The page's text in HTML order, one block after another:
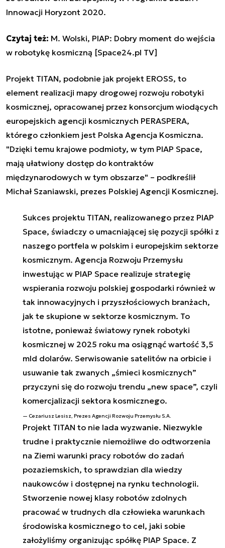
Innowacji Horyzont 2020.
Czytaj też: M. Wolski, PIAP: Dobry moment do wejścia
w robotykę kosmiczną [Space24.pl TV]
Projekt TITAN, podobnie jak projekt EROSS, to
element realizacji mapy drogowej rozwoju robotyki
kosmicznej, opracowanej przez konsorcjum wiodących
europejskich agencji kosmicznych PERASPERA,
którego członkiem jest Polska Agencja Kosmiczna.
"Dzięki temu krajowe podmioty, w tym PIAP Space,
mają ułatwiony dostęp do kontraktów
międzynarodowych w tym obszarze" – podkreślił
Michał Szaniawski, prezes Polskiej Agencji Kosmicznej.
Sukces projektu TITAN, realizowanego przez PIAP
Space, świadczy o umacniającej się pozycji spółki z
naszego portfela w polskim i europejskim sektorze
kosmicznym. Agencja Rozwoju Przemysłu
inwestując w PIAP Space realizuje strategię
wspierania rozwoju polskiej gospodarki również w
tak innowacyjnych i przyszłościowych branżach,
jak te skupione w sektorze kosmicznym. To
istotne, ponieważ światowy rynek robotyki
kosmicznej w 2025 roku ma osiągnąć wartość 3,5
mld dolarów. Serwisowanie satelitów na orbicie i
usuwanie tak zwanych „śmieci kosmicznych”
przyczyni się do rozwoju trendu „new space”, czyli
komercjalizacji sektora kosmicznego.
Cezariusz Lesisz, Prezes Agencji Rozwoju Przemysłu S.A.
Projekt TITAN to nie lada wyzwanie. Niezwykle
trudne i praktycznie niemożliwe do odtworzenia
na Ziemi warunki pracy robotów do zadań
pozaziemskich, to sprawdzian dla wiedzy
naukowców i dostępnej na rynku technologii.
Stworzenie nowej klasy robotów zdolnych
pracować w trudnych dla człowieka warunkach
środowiska kosmicznego to cel, jaki sobie
założyliśmy organizując spółkę PIAP Space. Z